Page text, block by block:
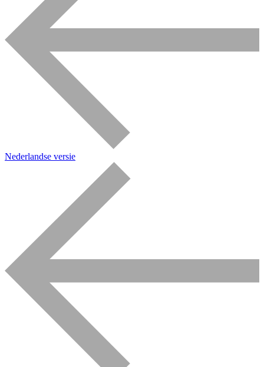
Nederlandse versie